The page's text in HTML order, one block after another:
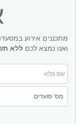
מתכננים אירוע
ואנו נמצא לכם ללא